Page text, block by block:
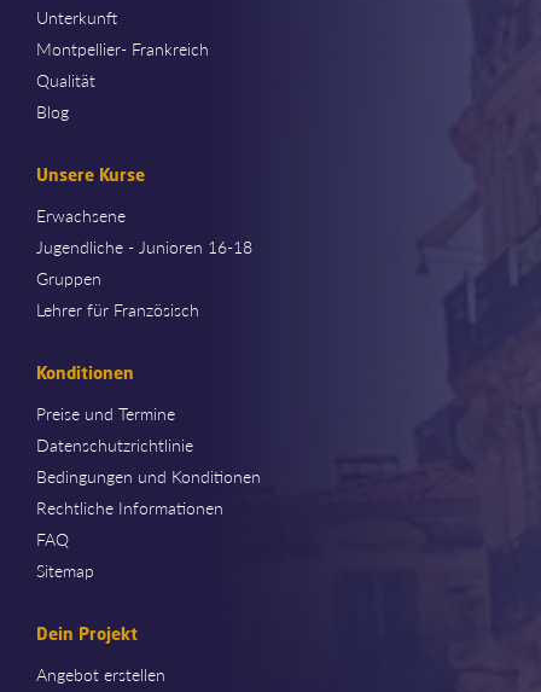
Unterkunft
Montpellier- Frankreich
Qualität
Blog
Unsere Kurse
Erwachsene
Jugendliche - Junioren 16-18
Gruppen
Lehrer für Französisch
Konditionen
Preise und Termine
Datenschutzrichtlinie
Bedingungen und Konditionen
Rechtliche Informationen
FAQ
Sitemap
Dein Projekt
Angebot erstellen